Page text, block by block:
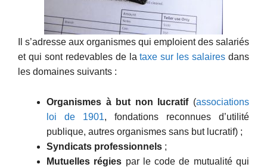
Il s’adresse aux organismes qui emploient des salariés
et qui sont redevables de lataxe sur les salaires dans
les domaines suivants :
Organismes à but non lucratif(associations
loi de 1901, fondations reconnues d’utilité
publique, autres organismes sans but lucratif) ;
Syndicats professionnels ;
Mutuelles régies par le code de mutualité qui